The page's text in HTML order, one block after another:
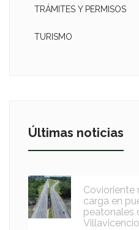
TRÁMITES Y PERMISOS
TURISMO
Últimas noticias
Covioriente
carga en
peatonales